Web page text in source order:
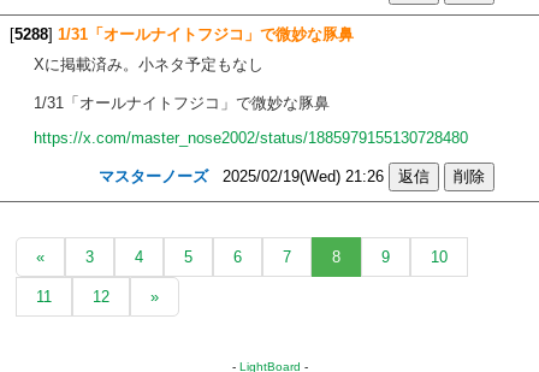
[5288] 1/31「オールナイトフジコ」で微妙な豚鼻
Xに掲載済み。小ネタ予定もなし
1/31「オールナイトフジコ」で微妙な豚鼻
https://x.com/master_nose2002/status/1885979155130728480
マスターノーズ2025/02/19(Wed) 21:26
« 3 4 5 6 7 8 9 10
11 12 »
- LightBoard -